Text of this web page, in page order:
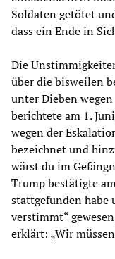
Soldaten getötet
dass ein Ende in
Die
über die bisweilen
unter Dieben wegen
berichtete am 1.
wegen der
bezeichnet und
wärst du im
Trump bestätigte
stattgefunden habe
verstimmt“
erklärt: „Wir